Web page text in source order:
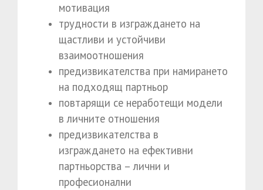
мотивация
трудности в изграждането на
щастливи и устойчиви
взаимоотношения
предизвикателства при намирането
на подходящ партньор
повтарящи се неработещи модели
в личните отношения
предизвикателства в
изграждането на ефективни
партньорства – лични и
професионални